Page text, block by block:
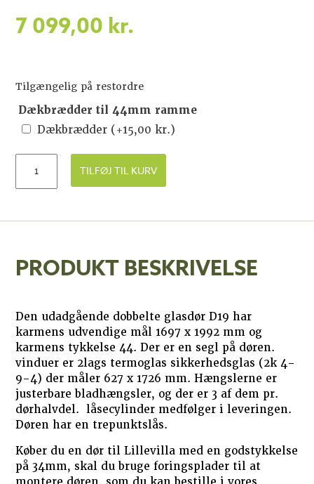
7 099,00 kr.
Tilgængelig på restordre
Dækbrædder til 44mm ramme
Dækbrædder (+15,00 kr.)
TILFØJ TIL KURV
PRODUKT BESKRIVELSE
Den udadgående dobbelte glasdør D19 har
karmens udvendige mål 1697 x 1992 mm og
karmens tykkelse 44. Der er en segl på døren.
vinduer er 2lags termoglas sikkerhedsglas (2k 4-
9-4) der måler 627 x 1726 mm. Hængslerne er
justerbare bladhængsler, og der er 3 af dem pr.
dørhalvdel. låsecylinder medfølger i leveringen.
Døren har en trepunktslås.
Køber du en dør til Lillevilla med en godstykkelse
på 34mm, skal du bruge foringsplader til at